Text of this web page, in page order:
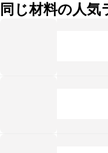
同じ材料の人気